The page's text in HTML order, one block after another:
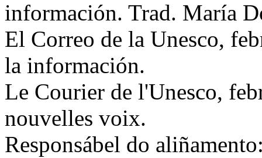
información. Trad. María
El Correo de la Unesco,
la información.
Le Courier de l'Unesco,
nouvelles voix.
Responsábel do